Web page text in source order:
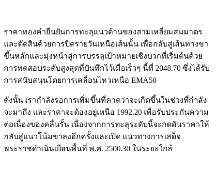
ราคาทองคำยืนยันการทะลุแนวต้านของสามเหลี่ยมสมมาตร
และตัดสินด้วยการปิดรายวันเหนือเส้นนั้น เพื่อกลับสู่เส้นทางขา
ขึ้นหลักและมุ่งหน้าสู่การบรรลุเป้าหมายเชิงบวกที่เริ่มต้นด้วย
การทดสอบระดับสูงสุดที่บันทึกไว้เมื่อเร็วๆ นี้ที่ 2048.70 ซึ่งได้รับ
การสนับสนุนโดยการเคลื่อนไหวเหนือ EMA50
ดังนั้น เรากำลังรอการเพิ่มขึ้นที่คาดว่าจะเกิดขึ้นในช่วงที่กำลัง
จะมาถึง และราคาจะต้องอยู่เหนือ 1992.20 เพื่อรับประกันความ
ต่อเนื่องของคลื่นรั้น เนื่องจากการทะลุระดับนี้จะกดดันราคาให้
กลับสู่แนวโน้มขาลงอีกครั้งและเปิด แนวทางการเสด็จ
พระราชดำเนินเยือนพื้นที่ พ.ศ. 2500.30 ในระยะใกล้